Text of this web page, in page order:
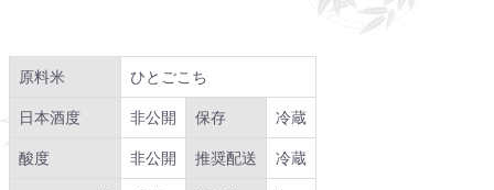
原料米 ひとごこち
日本酒度 非公開 保存 冷蔵
酸度 非公開 推奨配送 冷蔵